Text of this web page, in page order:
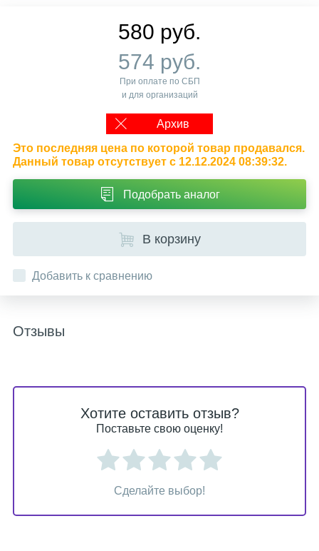
580 руб.
574 руб.
При оплате по СБП
и для организаций
Архив
Это последняя цена по которой товар продавался.
Данный товар отсутствует с 12.12.2024 08:39:32.
Подобрать аналог
В корзину
Добавить к сравнению
Отзывы
Хотите оставить отзыв?
Поставьте свою оценку!
Сделайте выбор!